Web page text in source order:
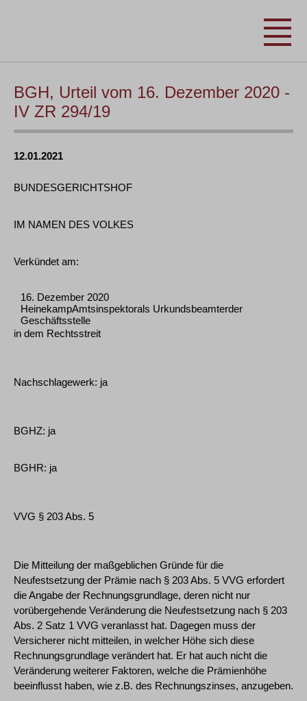
BGH, Urteil vom 16. Dezember 2020 -
IV ZR 294/19
12.01.2021
BUNDESGERICHTSHOF
IM NAMEN DES VOLKES
Verkündet am:
16. Dezember 2020
HeinekampAmtsinspektorals Urkundsbeamterder
Geschäftsstelle
in dem Rechtsstreit
Nachschlagewerk: ja
BGHZ: ja
BGHR: ja
VVG § 203 Abs. 5
Die Mitteilung der maßgeblichen Gründe für die
Neufestsetzung der Prämie nach § 203 Abs. 5 VVG erfordert
die Angabe der Rechnungsgrundlage, deren nicht nur
vorübergehende Veränderung die Neufestsetzung nach § 203
Abs. 2 Satz 1 VVG veranlasst hat. Dagegen muss der
Versicherer nicht mitteilen, in welcher Höhe sich diese
Rechnungsgrundlage verändert hat. Er hat auch nicht die
Veränderung weiterer Faktoren, welche die Prämienhöhe
beeinflusst haben, wie z.B. des Rechnungszinses, anzugeben.